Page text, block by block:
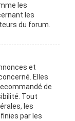
les
les
du forum.
et
Elles
de
Tout
les
par les